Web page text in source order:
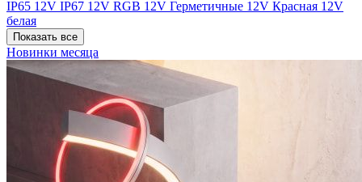
IP65 12V IP67 12V RGB 12V Герметичные 12V Красная 12V
белая
Показать все
Новинки месяца